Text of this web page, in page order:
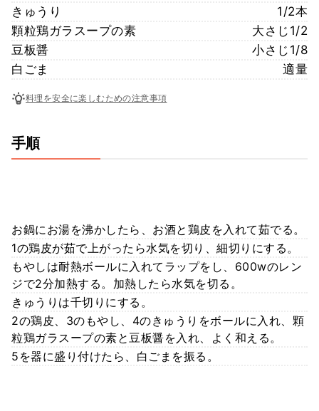
きゅうり
1/2本
顆粒鶏ガラスープの素
大さじ1/2
豆板醤
小さじ1/8
白ごま
適量
料理を安全に楽しむための注意事項
手順
お鍋にお湯を沸かしたら、お酒と鶏皮を入れて茹でる。
1の鶏皮が茹で上がったら水気を切り、細切りにする。
もやしは耐熱ボールに入れてラップをし、600wのレン
ジで2分加熱する。加熱したら水気を切る。
きゅうりは千切りにする。
2の鶏皮、3のもやし、4のきゅうりをボールに入れ、顆
粒鶏ガラスープの素と豆板醤を入れ、よく和える。
5を器に盛り付けたら、白ごまを振る。